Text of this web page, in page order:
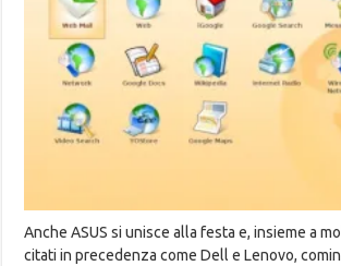
Anche ASUS si unisce alla festa e, insieme a
citati in precedenza come Dell e Lenovo,